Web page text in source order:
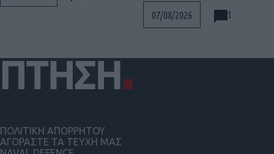
07/08/2026 1
ΠΟΛΙΤΙΚΗ ΑΠΟΡΡΗΤΟΥ
ΑΓΟΡΑΣΤΕ ΤΑ ΤΕΥΧΗ ΜΑΣ